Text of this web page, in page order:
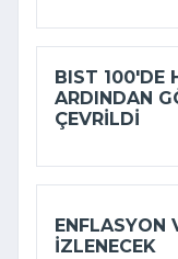
BIST 100'DE
ARDINDAN
ÇEVRILDI
ENFLASYON
IZLENECEK